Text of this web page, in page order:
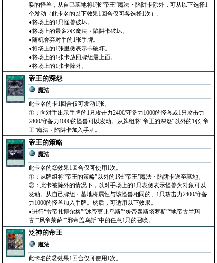
唤的怪兽，从自己墓地将1张“帝王”魔法・陷阱卡除外，可从以下选择1
个发动（此卡名的以下效果1回合仅可各选择1次）。
●将场上的1只怪兽破坏。
●将场上的最多2张魔法・陷阱卡破坏。
●随机舍弃对手的1张手牌。
●将场上的1张里侧表示卡破坏。
●将场上的1张卡放回牌组最上面。
●将场上的1张卡除外。
帝王的深怨
魔法
此卡名的卡1回合仅可发动1张。
①：向对手出示手牌的1只攻击力2400/守备力1000的怪兽或1只攻击力
2800/守备力1000的怪兽可以发动。从牌组将“帝王的深怨”以外的1张“帝
王”魔法・陷阱卡加入手牌。
帝王的策略
魔法
此卡名的②效果1回合仅可使用1次。
①：从牌组将“帝王的策略”以外的1张“帝王”魔法・陷阱卡送至墓地。
②：此卡被除外的情况下，以对手场上的1只表侧表示怪兽为对象可以
发动。从自己牌组・墓地将属性与该怪兽相同的、1只攻击力2400/守备
力1000的怪兽加入手牌。然后，可适用以下效果。
●进行“雷帝扎博尔格”“冰帝莫比乌斯”“炎帝泰斯塔罗斯”“地帝古兰玛
古”“风帝莱萨”“邪帝盖乌斯”中的任意1只的召唤。
泛神的帝王
魔法
此卡名的②效果1回合仅可使用1次。